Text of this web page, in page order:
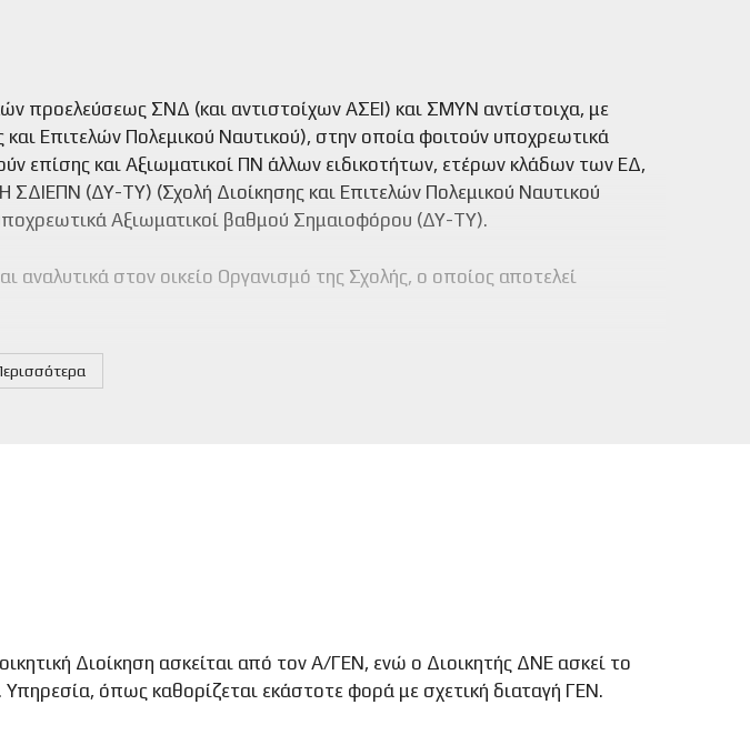
προελεύσεως ΣΝΔ (και αντιστοίχων ΑΣΕΙ) και ΣΜΥΝ αντίστοιχα, με
Επιτελών Πολεμικού Ναυτικού), στην οποία φοιτούν υποχρεωτικά
επίσης και Αξιωματικοί ΠΝ άλλων ειδικοτήτων, ετέρων κλάδων των ΕΔ,
(ΔΥ-ΤΥ) (Σχολή Διοίκησης και Επιτελών Πολεμικού Ναυτικού
Αξιωματικοί βαθμού Σημαιοφόρου (ΔΥ-ΤΥ).
στον οικείο Οργανισμό της Σχολής, ο οποίος αποτελεί
Διοίκηση ασκείται από τον Α/ΓΕΝ, ενώ ο Διοικητής ΔΝΕ ασκεί το
Υπηρεσία, όπως καθορίζεται εκάστοτε φορά με σχετική διαταγή ΓΕΝ.